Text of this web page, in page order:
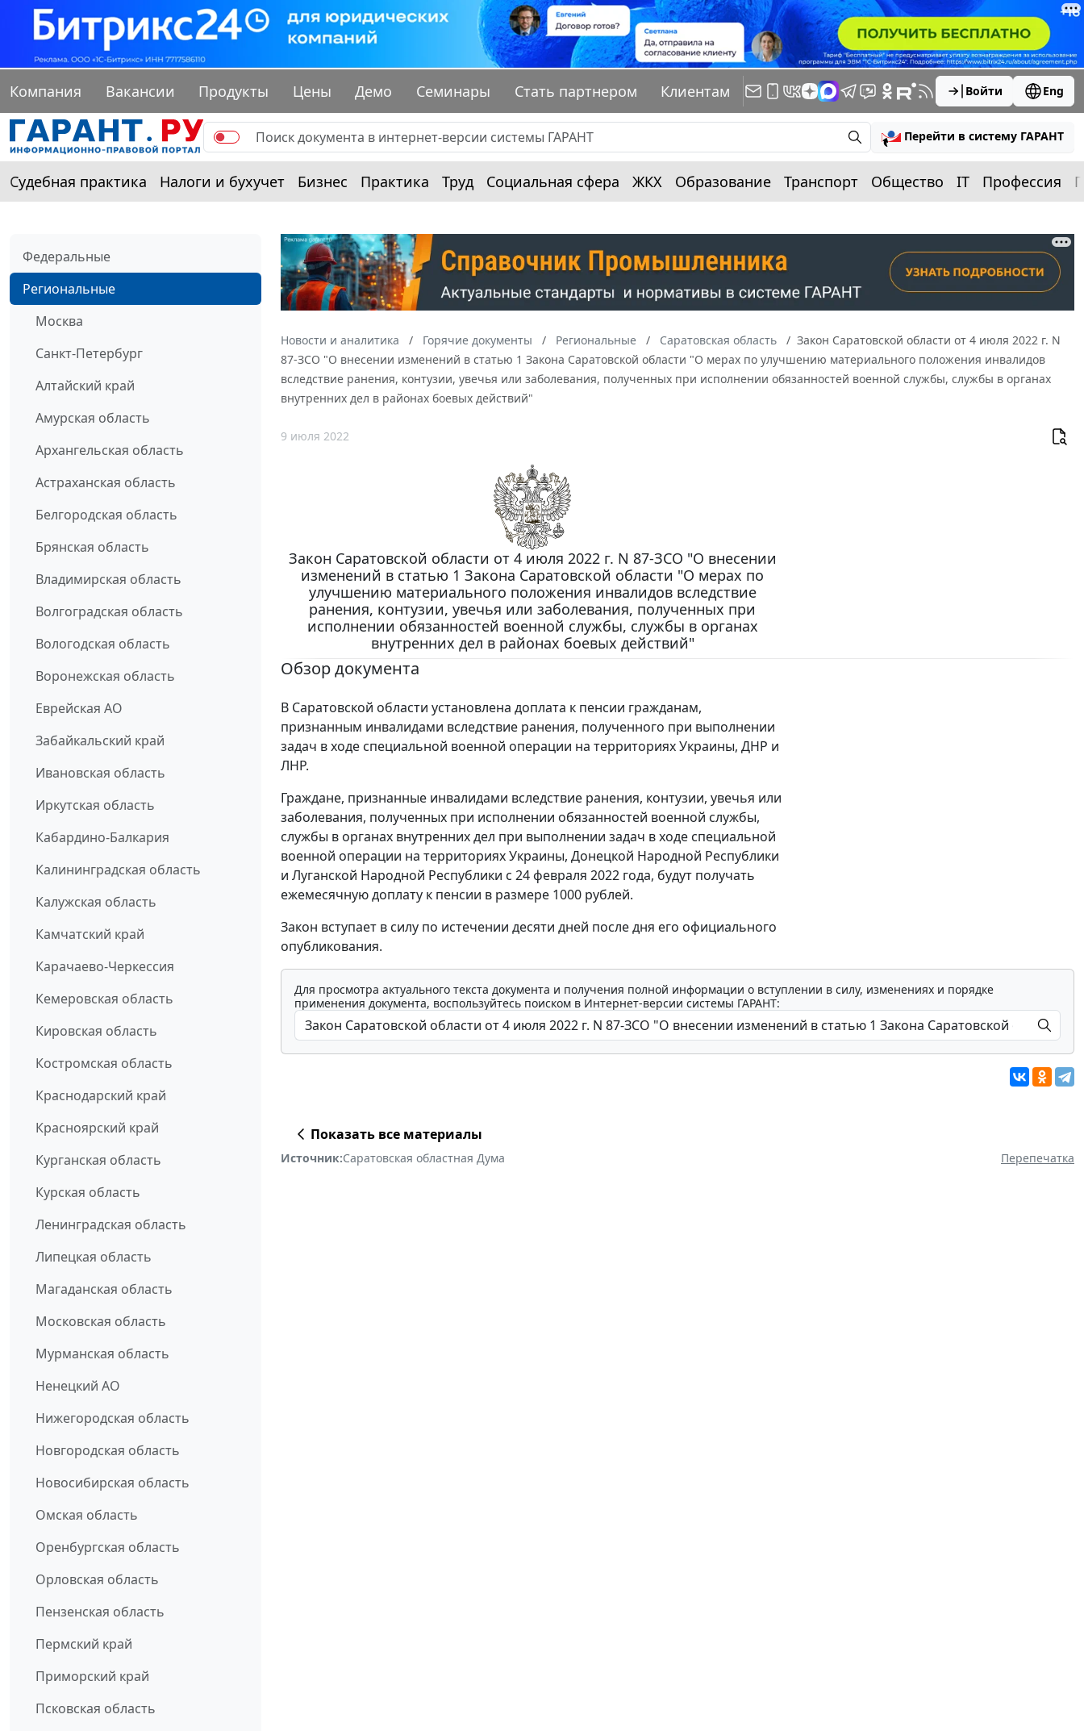
Компания Вакансии Продукты Цены Демо Семинары Стать партнером Клиентам Войти Eng
Перейти в систему ГАРАНТ
Судебная практика Налоги и бухучет Бизнес Практика Труд Социальная сфера ЖКХ Образование Транспорт Общество IT Профессия
Федеральные
Региональные
Москва
Санкт-Петербург
Алтайский край
Амурская область
Архангельская область
Астраханская область
Белгородская область
Брянская область
Владимирская область
Волгоградская область
Вологодская область
Воронежская область
Еврейская АО
Забайкальский край
Ивановская область
Иркутская область
Кабардино-Балкария
Калининградская область
Калужская область
Камчатский край
Карачаево-Черкессия
Кемеровская область
Кировская область
Костромская область
Краснодарский край
Красноярский край
Курганская область
Курская область
Ленинградская область
Липецкая область
Магаданская область
Московская область
Мурманская область
Ненецкий АО
Нижегородская область
Новгородская область
Новосибирская область
Омская область
Оренбургская область
Орловская область
Пензенская область
Пермский край
Приморский край
Псковская область
Новости и аналитика Горячие документы Региональные Саратовская область
Закон Саратовской области от 4 июля 2022 г. N
87-ЗСО "О внесении изменений в статью 1 Закона Саратовской области "О мерах по улучшению материального положения инвалидов
вследствие ранения, контузии, увечья или заболевания, полученных при исполнении обязанностей военной службы, службы в органах
внутренних дел в районах боевых действий"
9 июля 2022
Закон Саратовской области от 4 июля 2022 г. N 87-ЗСО "О внесении
изменений в статью 1 Закона Саратовской области "О мерах по
улучшению материального положения инвалидов вследствие
ранения, контузии, увечья или заболевания, полученных при
исполнении обязанностей военной службы, службы в органах
внутренних дел в районах боевых действий"
Обзор документа
В Саратовской области установлена доплата к пенсии гражданам,
признанным инвалидами вследствие ранения, полученного при выполнении
задач в ходе специальной военной операции на территориях Украины, ДНР и
ЛНР.
Граждане, признанные инвалидами вследствие ранения, контузии, увечья или
заболевания, полученных при исполнении обязанностей военной службы,
службы в органах внутренних дел при выполнении задач в ходе специальной
военной операции на территориях Украины, Донецкой Народной Республики
и Луганской Народной Республики с 24 февраля 2022 года, будут получать
ежемесячную доплату к пенсии в размере 1000 рублей.
Закон вступает в силу по истечении десяти дней после дня его официального
опубликования.
Для просмотра актуального текста документа и получения полной информации о вступлении в силу, изменениях и порядке
применения документа, воспользуйтесь поиском в Интернет-версии системы ГАРАНТ:
Показать все материалы
Источник:Саратовская областная Дума Перепечатка